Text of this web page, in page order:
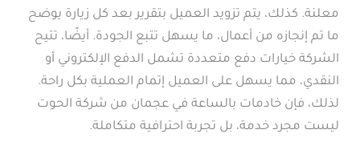
معلنة. كذلك، يتم تزويد العميل بتقرير بعد كل زيارة يوضح
ما تم إنجازه من أعمال، ما يسهل تتبع الجودة. أيضًا، تتيح
الشركة خيارات دفع متعددة تشمل الدفع الإلكتروني أو
النقدي، مما يسهل على العميل إتمام العملية بكل راحة.
لذلك، فإن خادمات بالساعة في عجمان من شركة الحوت
ليست مجرد خدمة، بل تجربة احترافية متكاملة.